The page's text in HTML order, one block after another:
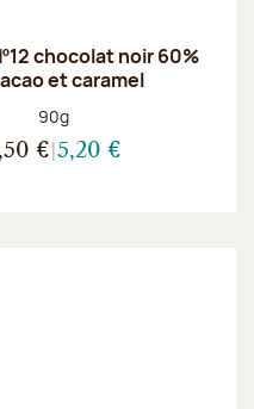
chocolat noir 60%
et caramel
Poids net :
90g
€ 5,20 €